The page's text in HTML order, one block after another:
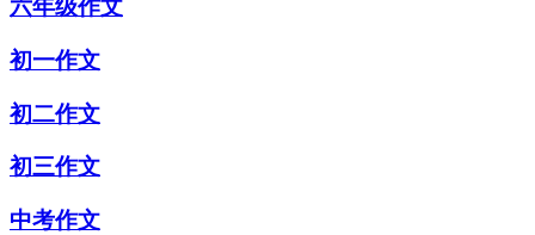
六年级作文
初一作文
初二作文
初三作文
中考作文